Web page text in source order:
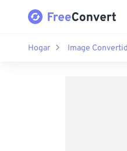
Hogar Image